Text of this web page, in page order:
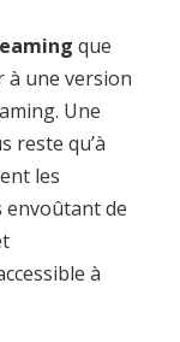
que
à une version
Une
reste qu’à
les
envoûtant de
à
La Légende des
1000 dragons
streaming VF HD